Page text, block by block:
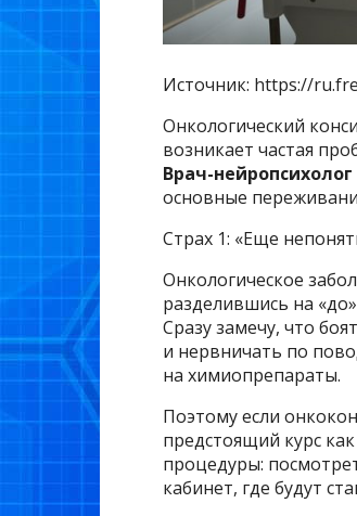
Источник: https://
Онкологический
возникает частая
Врач-
основные
Страх 1: «Еще
Онкологическое
разделившись на
Сразу замечу, что
и нервничать по
на химиопрепараты.
Поэтому если
предстоящий курс
процедуры:
кабинет, где будут